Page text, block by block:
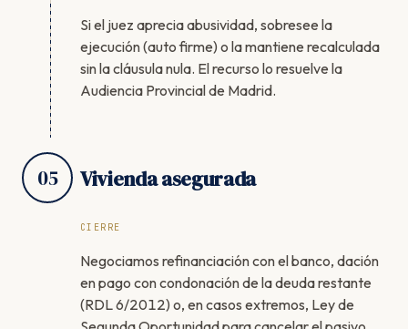
Si el juez aprecia abusividad, sobresee la
ejecución (auto firme) o la mantiene recalculada
sin la cláusula nula. El recurso lo resuelve la
Audiencia Provincial de Madrid.
05 Vivienda asegurada
CIERRE
Negociamos refinanciación con el banco, dación
en pago con condonación de la deuda restante
(RDL 6/2012) o, en casos extremos, Ley de